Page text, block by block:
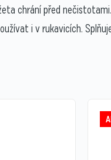
chrání před
i v rukavicích.